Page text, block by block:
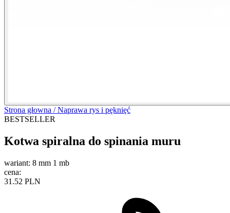
Strona głowna /Naprawa rys i pęknięć
BESTSELLER
Kotwa spiralna do spinania muru
wariant: 8 mm 1 mb
cena:
31.52 PLN